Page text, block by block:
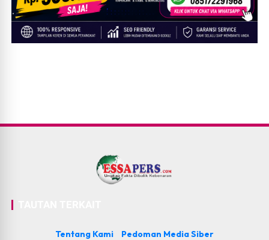
Tentang Kami Pedoman Media Siber